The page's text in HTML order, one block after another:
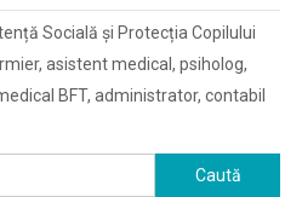
Socială și Protecția Copilului
asistent medical, psiholog,
BFT, administrator, contabil
Caută